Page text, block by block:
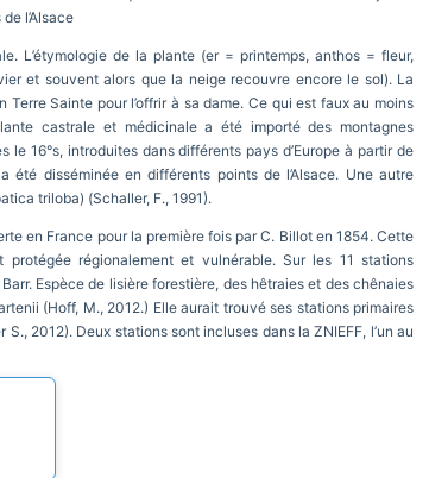
l’Alsace
L’étymologie de la plante (er = printemps, anthos = fleur,
et souvent alors que la neige recouvre encore le sol). La
Sainte pour l’offrir à sa dame. Ce qui est faux au moins
castrale et médicinale a été importé des montagnes
16°s, introduites dans différents pays d’Europe à partir de
été disséminée en différents points de l’Alsace. Une autre
triloba) (Schaller, F., 1991).
en France pour la première fois par C. Billot en 1854. Cette
régionalement et vulnérable. Sur les 11 stations
Espèce de lisière forestière, des hêtraies et des chênaies
(Hoff, M., 2012.) Elle aurait trouvé ses stations primaires
2012). Deux stations sont incluses dans la ZNIEFF, l’un au